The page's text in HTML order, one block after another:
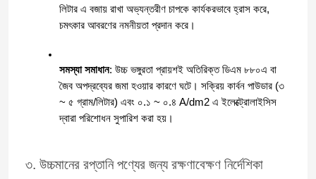
লিটার এ বজায় রাখা অভ্যন্তরীণ চাপকে কার্যকরভাবে হ্রাস করে,
চমৎকার আবরণের নমনীয়তা প্রদান করে।
সমস্যা সমাধান: উচ্চ ভঙ্গুরতা প্রায়শই অতিরিক্ত ডিএম ৮৮০এ বা
জৈব অপদ্রব্যের জমা হওয়ার কারণে ঘটে। সক্রিয় কার্বন পাউডার (৩
~ ৫ গ্রাম/লিটার) এবং ০.১ ~ ০.৪ A/dm2 এ ইলেক্ট্রোলাইসিস
দ্বারা পরিশোধন সুপারিশ করা হয়।
৩. উচ্চমানের রপ্তানি পণ্যের জন্য রক্ষণাবেক্ষণ নির্দেশিকা